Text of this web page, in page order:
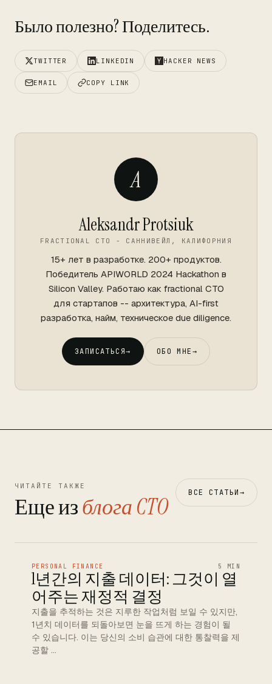
Было полезно? Поделитесь.
TWITTER LINKEDIN HACKER NEWS
EMAIL COPY LINK
A
Aleksandr Protsiuk
FRACTIONAL CTO - САННИВЕЙЛ, КАЛИФОРНИЯ
15+ лет в разработке. 200+ продуктов.
Победитель APIWORLD 2024 Hackathon в
Silicon Valley. Работаю как fractional CTO
для стартапов -- архитектура, AI-first
разработка, найм, техническое due diligence.
ЗАПИСАТЬСЯ→ ОБО МНЕ→
ЧИТАЙТЕ ТАКЖЕ
Еще изблога CTO ВСЕ СТАТЬИ→
PERSONAL FINANCE 5 MIN
1년간의 지출 데이터: 그것이 열
어주는 재정적 결정
지출을 추적하는 것은 지루한 작업처럼 보일 수 있지만,
1년치 데이터를 되돌아보면 눈을 뜨게 하는 경험이 될
수 있습니다. 이는 당신의 소비 습관에 대한 통찰력을 제
공할 …